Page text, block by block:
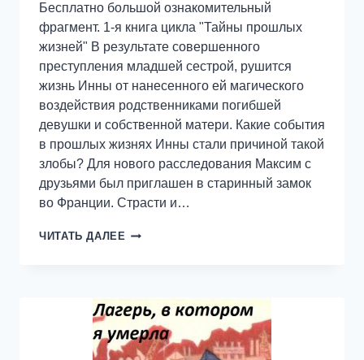
Бесплатно большой ознакомительный
фрагмент. 1-я книга цикла "Тайны прошлых
жизней" В результате совершенного
преступления младшей сестрой, рушится
жизнь Инны от нанесенного ей магического
воздействия родственниками погибшей
девушки и собственной матери. Какие события
в прошлых жизнях Инны стали причиной такой
злобы? Для нового расследования Максим с
друзьями был приглашен в старинный замок
во Франции. Страсти и…
ЧИТАТЬ ДАЛЕЕ ДЛИННЫЕ
ТАЙНЫ
ПРОШЛЫХ
ЖИЗНЕЙ
1